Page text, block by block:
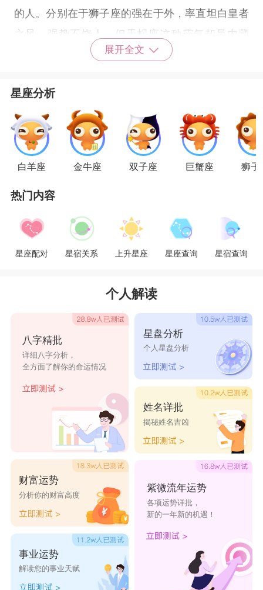
的人。分别在于狮子座的强在于外，率直坦白皇者
之风，强势不饶人，但 天蝎座 这种霸气却是内藏
型，凡事计较于心，不轻易被人看穿，两个人放在
家都想管住对方，控制大局，相处一段时间后，争
执少不免。不过命运好奇妙，奇在两人有时候可以
成为一对无敌情侣，起码外人欺负不了他们，两个
强势的人能够组成一个强势家庭。
狮子男与天蝎女之间会是相互忠诚、尊敬的一
对。蝎子，是水象 星座之王，与 火象
之王狮
子，要想彼此能看得对眼，确实有点不容易。天蝎
女是挺敏感的。当狮子的自尊心受到伤害时，天蝎
己带来的，或是局外人制造了这种伤害，天蝎女就
会进行安慰和采取保护性的措施。狮子男会认为，
行动能表示更多的同情。
外冷内热、个性强悍的天蝎女，很难接受另一
个自认为王的家伙。而狮子男呢，基本上也是个有
点自私的星座，凡事得以他为中心。但是，因为爱
这个人，就偶尔让他指使一下又有何妨呢?当然，
这要天蝎女能自愿屈就才行，否则两个互不相让的
人相处起来，大家肯定都下不来台。其实，狮子开
朗、热情，只要天蝎愿意认命的弱势一些，就会发
现他并不是个只知“唯我独尊”的人，他也有亲切、
有爱心的另一面。想驯服狮王，就靠天蝎女善用爱
情智商与迷人的魅力啦。
展开全文
星座分析
白羊座 金牛座 双子座 巨蟹座 狮子
热门内容
星座配对 星宿关系 上升星座 星座查询 星宿查询
个人解读
八字精批
详细八字分析，
全方面了解你的命运情况
财富运势
分析你的财富高度
事业运势
解读您的事业天赋
星盘分析
个人星盘分析
姓名详批
揭秘姓名吉凶
紫微流年运势
各项运势详批，
新的一年新的机遇！